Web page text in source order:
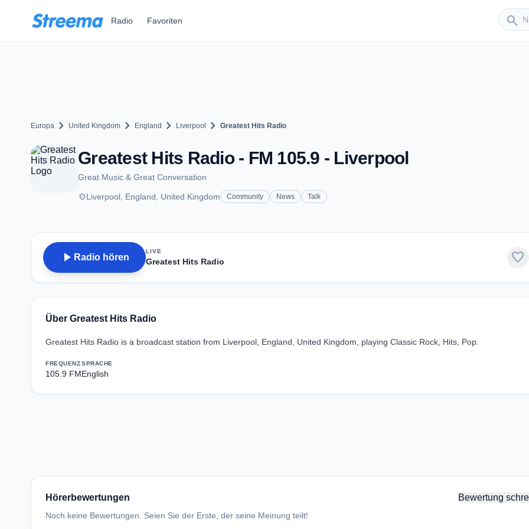
Radio Favoriten search
Europa chevron_right United Kingdom chevron_right England chevron_right Liverpool chevron_right Greatest Hits Radio
Greatest Hits Radio - FM 105.9 - Liverpool
Great Music & Great Conversation
placeLiverpool, England, United Kingdom Community News Talk
play_arrow Radio hören
LIVE
Greatest Hits Radio favorite
Über Greatest Hits Radio
Greatest Hits Radio is a broadcast station from Liverpool, England, United Kingdom, playing Classic Rock, Hits, Pop.
FREQUENZ
105.9 FM
SPRACHE
English
Hörerbewertungen Bewertung
Noch keine Bewertungen. Seien Sie der Erste, der seine Meinung teilt!